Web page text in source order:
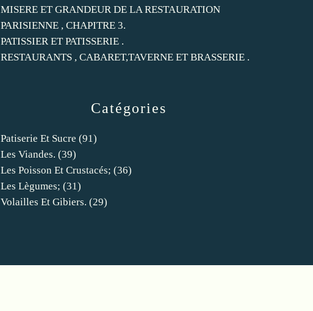
Catégories
Patiserie Et Sucre (91)
Les Viandes. (39)
Les Poisson Et Crustacés; (36)
Les Lègumes; (31)
Volailles Et Gibiers. (29)
MISERE ET GRANDEUR DE LA RESTAURATION
PARISIENNE , CHAPITRE 3.
PATISSIER ET PATISSERIE .
RESTAURANTS , CABARET,TAVERNE ET BRASSERIE .